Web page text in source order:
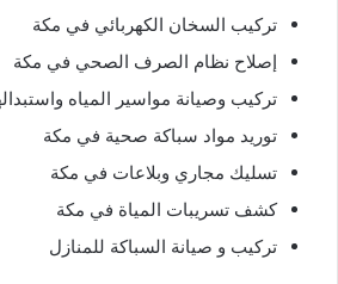
تركيب السخان الكهربائي في مكة
إصلاح نظام الصرف الصحي في مكة
تركيب وصيانة مواسير المياه
توريد مواد سباكة صحية في مكة
تسليك مجاري وبلاعات في مكة
كشف تسريبات المياة في مكة
تركيب و صيانة السباكة للمنازل